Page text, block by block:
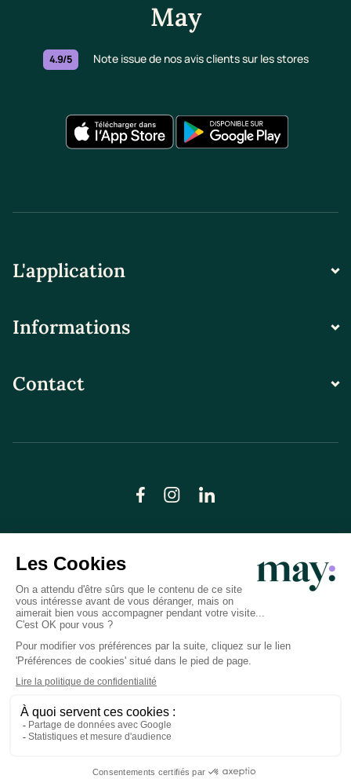
May
4.9/5 Note issue de nos avis clients sur les stores
L'application
Informations
Contact
© LN CARE 2026
Politique de confidentialité
Conditions générales d’utilisation
Plan du site
Crédits photos